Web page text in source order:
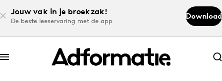
Jouw vak in je broekzak!
De beste leeservaring met de app
Download
Abonneer nu
Abonneer nu